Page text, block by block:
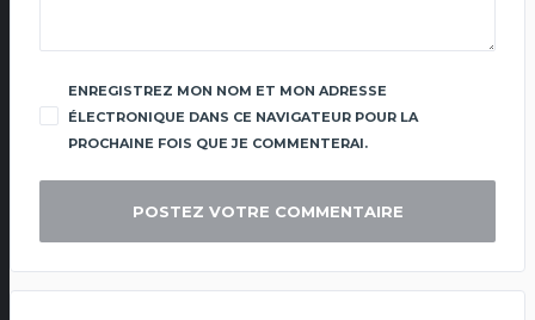
ENREGISTREZ MON NOM ET MON ADRESSE
ÉLECTRONIQUE DANS CE NAVIGATEUR POUR LA
PROCHAINE FOIS QUE JE COMMENTERAI.